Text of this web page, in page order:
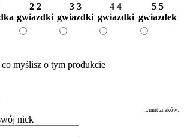
2 2
gwiazdki
3 3
gwiazdki
4 4
gwiazdki
5 5
gwiazdek
myślisz o tym produkcie
Limit znaków:
nick